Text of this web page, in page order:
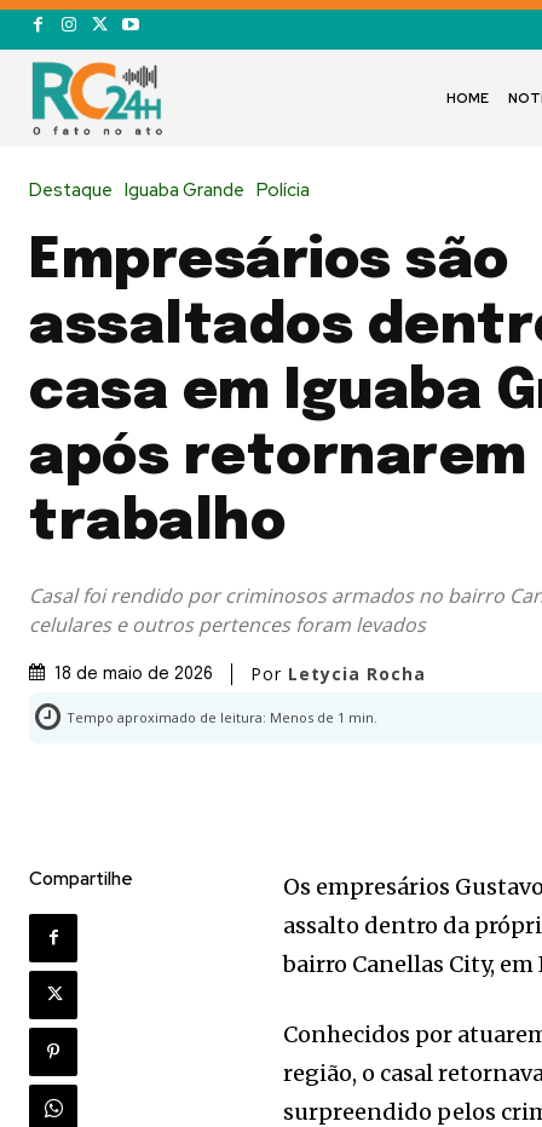
HOME
Destaque Iguaba Grande Polícia
Empresários são
assaltados
casa em Iguaba
após retornarem
trabalho
Casal foi rendido por criminosos armados no bairro
celulares e outros pertences foram levados
18 de maio de 2026 Por Letycia Rocha
Tempo aproximado de leitura: Menos de 1 min.
Compartilhe
Os empresários
assalto dentro da
bairro Canellas City,
Conhecidos por
região, o casal
surpreendido pelos